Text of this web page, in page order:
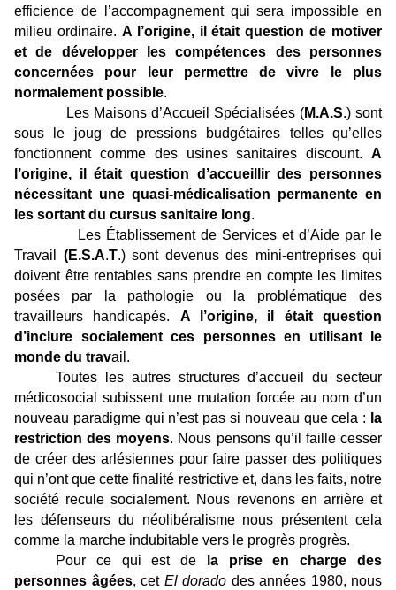
efficience de l’accompagnement qui sera impossible en
milieu ordinaire. A l’origine, il était question de motiver
et de développer les compétences des personnes
concernées pour leur permettre de vivre le plus
normalement possible.
Les Maisons d’Accueil Spécialisées (M.A.S.) sont
sous le joug de pressions budgétaires telles qu’elles
fonctionnent comme des usines sanitaires discount. A
l’origine, il était question d’accueillir des personnes
nécessitant une quasi-médicalisation permanente en
les sortant du cursus sanitaire long.
Les Établissement de Services et d’Aide par le
Travail (E.S.A.T.) sont devenus des mini-entreprises qui
doivent être rentables sans prendre en compte les limites
posées par la pathologie ou la problématique des
travailleurs handicapés. A l’origine, il était question
d’inclure socialement ces personnes en utilisant le
monde du travail.
Toutes les autres structures d’accueil du secteur
médicosocial subissent une mutation forcée au nom d’un
nouveau paradigme qui n’est pas si nouveau que cela : la
restriction des moyens. Nous pensons qu’il faille cesser
de créer des arlésiennes pour faire passer des politiques
qui n’ont que cette finalité restrictive et, dans les faits, notre
société recule socialement. Nous revenons en arrière et
les défenseurs du néolibéralisme nous présentent cela
comme la marche indubitable vers le progrès progrès.
Pour ce qui est de
la prise en charge des
personnes âgées, cet El dorado des années 1980, nous